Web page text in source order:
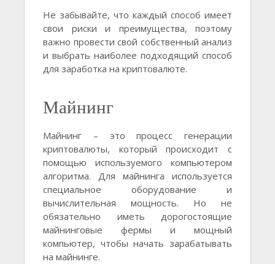
Не забывайте, что каждый способ имеет
свои риски и преимущества, поэтому
важно провести свой собственный анализ
и выбрать наиболее подходящий способ
для заработка на криптовалюте.
Майнинг
Майнинг – это процесс генерации
криптовалюты, который происходит с
помощью используемого компьютером
алгоритма. Для майнинга используется
специальное оборудование и
вычислительная мощность. Но не
обязательно иметь дорогостоящие
майнинговые фермы и мощный
компьютер, чтобы начать зарабатывать
на майнинге.